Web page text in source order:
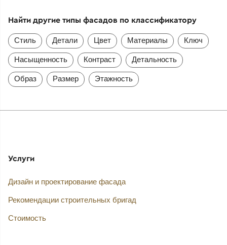
Найти другие типы фасадов по классификатору
Стиль Детали Цвет Материалы Ключ
Насыщенность Контраст Детальность
Образ Размер Этажность
Услуги
Дизайн и проектирование фасада
Рекомендации строительных бригад
Стоимость